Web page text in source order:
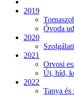
2019
Óvoda
2020
2021
Orvosi
Út, híd,
2022
Tanya és